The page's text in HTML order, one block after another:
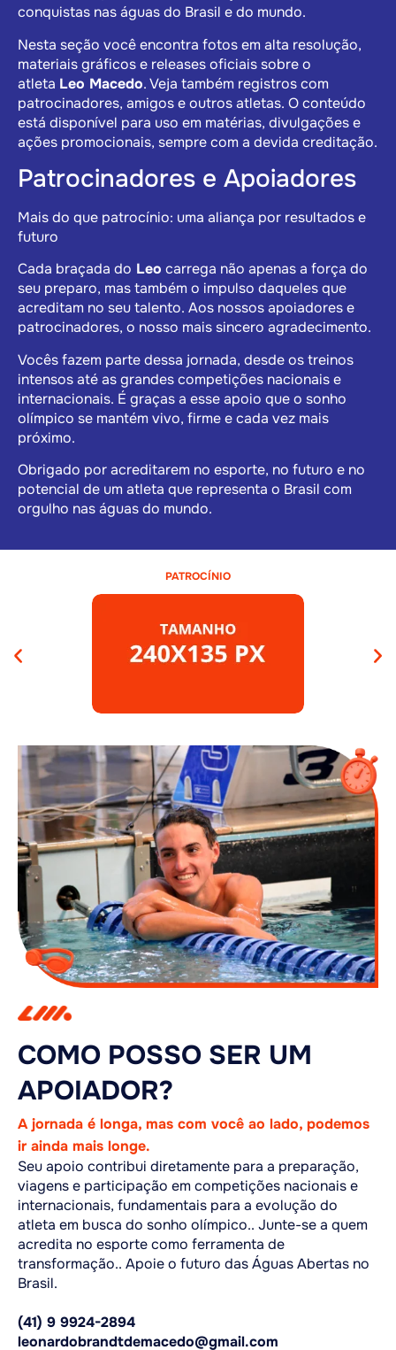
conquistas nas águas do Brasil e do mundo.
Nesta seção você encontra fotos em alta resolução,
materiais gráficos e releases oficiais sobre o
atleta Leo Macedo. Veja também registros com
patrocinadores, amigos e outros atletas. O conteúdo
está disponível para uso em matérias, divulgações e
ações promocionais, sempre com a devida creditação.
Patrocinadores e Apoiadores
Mais do que patrocínio: uma aliança por resultados e
futuro
Cada braçada do Leo carrega não apenas a força do
seu preparo, mas também o impulso daqueles que
acreditam no seu talento. Aos nossos apoiadores e
patrocinadores, o nosso mais sincero agradecimento.
Vocês fazem parte dessa jornada, desde os treinos
intensos até as grandes competições nacionais e
internacionais. É graças a esse apoio que o sonho
olímpico se mantém vivo, firme e cada vez mais
próximo.
Obrigado por acreditarem no esporte, no futuro e no
potencial de um atleta que representa o Brasil com
orgulho nas águas do mundo.
PATROCÍNIO
COMO POSSO SER UM
APOIADOR?
A jornada é longa, mas com você ao lado, podemos
ir ainda mais longe.
Seu apoio contribui diretamente para a preparação,
viagens e participação em competições nacionais e
internacionais, fundamentais para a evolução do
atleta em busca do sonho olímpico.. Junte-se a quem
acredita no esporte como ferramenta de
transformação.. Apoie o futuro das Águas Abertas no
Brasil.
(41) 9 9924-2894
leonardobrandtdemacedo@gmail.com